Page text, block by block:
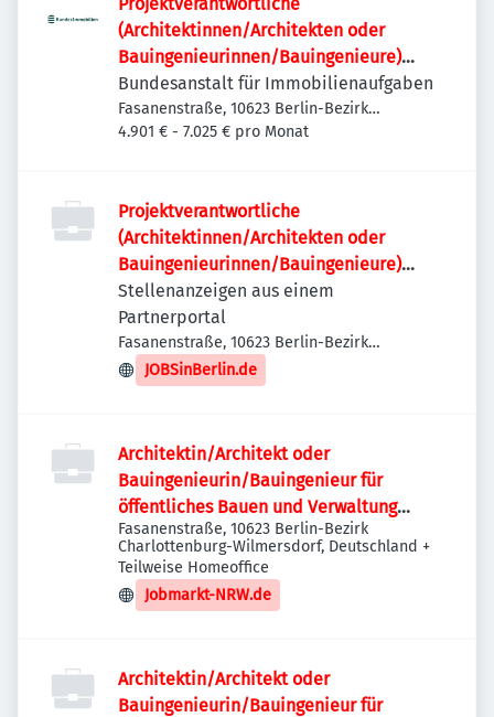
(Architektinnen/Architekten oder
Bauingenieurinnen/Bauingenieure)
(w/m/d)
Bundesanstalt für Immobilienaufgaben
Fasanenstraße, 10623 Berlin-Bezirk
Charlottenburg-Wilmersdorf, Deutschland
4.901 € - 7.025 € pro Monat
Projektverantwortliche
(Architektinnen/Architekten oder
Bauingenieurinnen/Bauingenieure)
(w/m/d)
Stellenanzeigen aus einem
Partnerportal
Fasanenstraße, 10623 Berlin-Bezirk
Charlottenburg-Wilmersdorf, Deutschland
JOBSinBerlin.de
Architektin/Architekt oder
Bauingenieurin/Bauingenieur für
öffentliches Bauen und Verwaltung
(w/m/d)
Fasanenstraße, 10623 Berlin-Bezirk
Charlottenburg-Wilmersdorf, Deutschland +
Teilweise Homeoffice
Jobmarkt-NRW.de
Architektin/Architekt oder
Bauingenieurin/Bauingenieur für